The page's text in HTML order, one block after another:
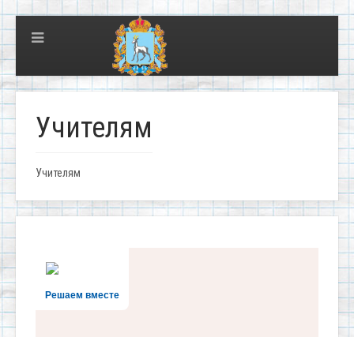
Учителям
Учителям
Решаем вместе